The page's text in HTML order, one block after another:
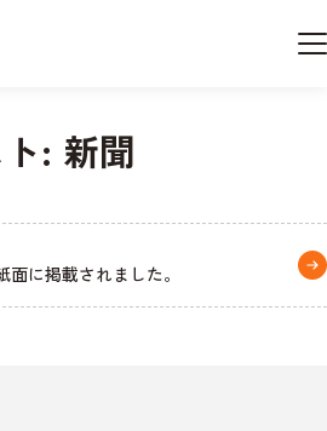
: 新聞
に掲載されました。